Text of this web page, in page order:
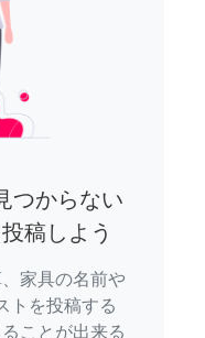
つからない
稿しよう
家具の名前や
トを投稿する
ことが出来る